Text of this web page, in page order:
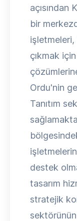
açısından
bir
çıkmak
Ordu'nin
Tanıtım
destek
tasarım
stratejik